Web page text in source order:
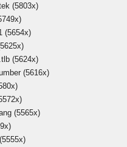
(5803x)
(5654x)
(5624x)
(5616x)
(5565x)
(5555x)